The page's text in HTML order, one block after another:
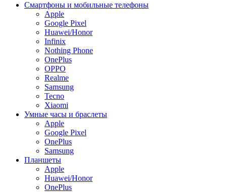
Смартфоны и мобильные телефоны
Apple
Google Pixel
Huawei/Honor
Infinix
Nothing Phone
OnePlus
OPPO
Realme
Samsung
Tecno
Xiaomi
Умные часы и браслеты
Apple
Google Pixel
OnePlus
Samsung
Планшеты
Apple
Huawei/Honor
OnePlus